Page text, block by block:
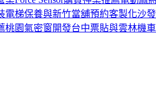
電梯保養與新竹當舖預約客製化沙發
桃園氣密窗開發台中票貼與雲林機